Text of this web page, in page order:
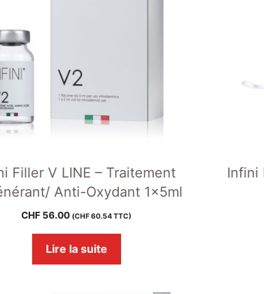
Filler V LINE – Traitement
Anti-Oxydant 1x5ml
CHF 56.00 (CHF60.54TTC)
Lire la suite
Infini